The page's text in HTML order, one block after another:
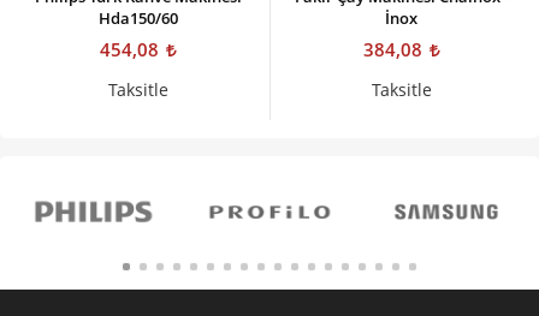
Hda150/60
454,08
Taksitle
İnox
384,08
Taksitle